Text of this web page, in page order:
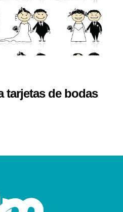
tarjetas de bodas